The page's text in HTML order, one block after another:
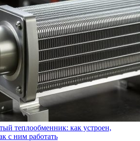
теплообменник: как устроен,
с ним работать